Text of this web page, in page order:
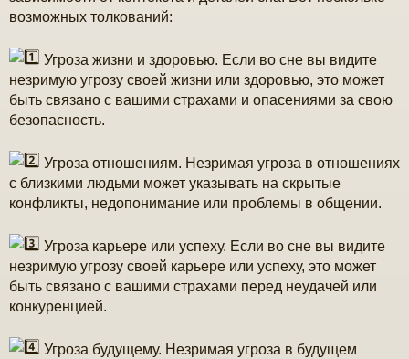
е
и
е
возможных толкований:
Угроза жизни и здоровью. Если во сне вы видите
незримую угрозу своей жизни или здоровью, это может
быть связано с вашими страхами и опасениями за свою
безопасность.
Угроза отношениям. Незримая угроза в отношениях
с близкими людьми может указывать на скрытые
конфликты, недопонимание или проблемы в общении.
Угроза карьере или успеху. Если во сне вы видите
незримую угрозу своей карьере или успеху, это может
быть связано с вашими страхами перед неудачей или
конкуренцией.
Угроза будущему. Незримая угроза в будущем